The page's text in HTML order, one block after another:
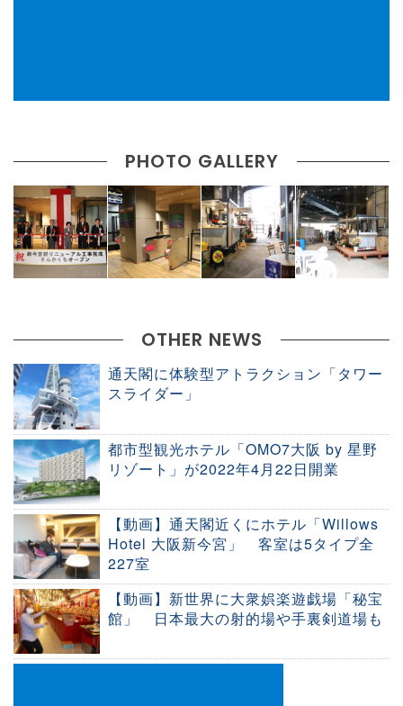
PHOTO GALLERY
OTHER NEWS
通天閣に体験型アトラクション「タワー
スライダー」
都市型観光ホテル「OMO7大阪 by 星野
リゾート」が2022年4月22日開業
【動画】通天閣近くにホテル「Willows
Hotel 大阪新今宮」 客室は5タイプ全
227室
【動画】新世界に大衆娯楽遊戯場「秘宝
館」 日本最大の射的場や手裏剣道場も